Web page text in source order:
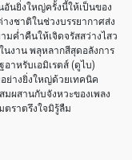
อันยิ่งใหญ่ครั้งนี้ให้เป็นของ
งชาติในช่วงบรรยากาศส่ง
มค่ำคืนให้เจิดจรัสสว่างไสว
นงาน พลุหลากสีสุดอลังการ
าหรับเอมิเรตส์ (ดูไบ)
ย่างยิ่งใหญ่ด้วยเทคนิค
ผสานกับจังหวะของเพลง
ตราตรึงใจมิรู้ลืม